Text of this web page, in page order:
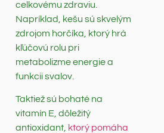
celkovému zdraviu.
Napríklad, kešu sú skvelým
zdrojom horčíka, ktorý hrá
kľúčovú rolu pri
metabolizme energie a
funkcii svalov.
Taktiež sú bohaté na
vitamín E, dôležitý
antioxidant, ktorý pomáha